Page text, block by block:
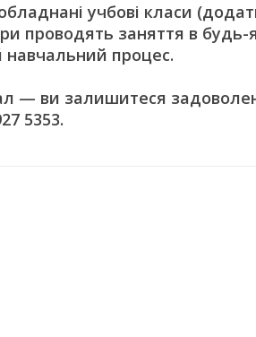
учбові класи
проводять заняття в
навчальний процес.
— ви залишитеся
5353.